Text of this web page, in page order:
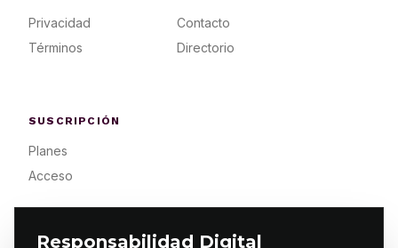
Responsabilidad Digital
Privacidad
Términos
Contacto
Directorio
SUSCRIPCIÓN
Planes
Acceso